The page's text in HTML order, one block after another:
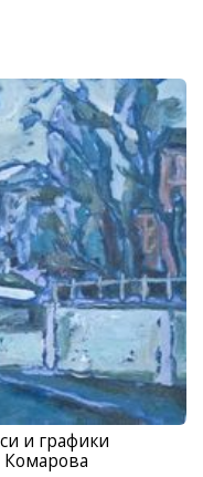
и графики
Комарова